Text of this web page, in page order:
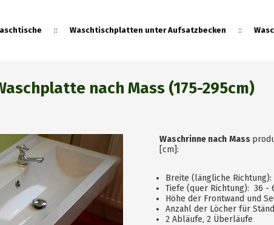
nach Mass (175-295cm)
Waschrinne nach Mass
[cm]:
Breite (längliche
Tiefe (quer Richtung): 36 -
Höhe der Frontwand und
Anzahl der Löcher für
2 Abläufe, 2 Überläufe
::Waschtischplatten unter Aufsatzbecken ::
Fliesenplatten::